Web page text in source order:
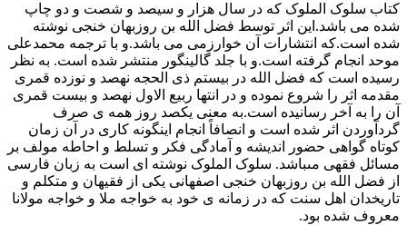
کتاب سلوک الملوک که در سال هزار و سیصد و شصت و دو چاپ
شده می باشد.این اثر توسط فضل الله بن روزبهان خنجی نوشته
شده است.که انتشارات آن خوارزمی می باشد.و با ترجمه محمدعلی
موحد انجام گرفته است.و با جلد گالینگور منتشر شده است. به نظر
رسیده است که فضل الله در بیستم ذى الحجه نهصد و نوزده قمری
مقدمه اثر را شروع نموده و در انتها ربیع الاول نهصد و بیست قمری
آن را به آخر رسانیده است.به معنی یکصد روز همه ی صرف
گردآوردن اثر شده است و انصافاً انجام اینگونه کارى در آن زمان
کوتاه گواهى حضور اندیشه و آمادگى فکر و تسلط و احاطه مولف بر
مسائل فقهى مى‏باشد. سلوک الملوک نوشته ای است به زبان فارسى
از فضل ‏الله بن روزبهان خنجى اصفهانى یکی از فقیهان و متکلم و
تاریخدان اهل سنت که در زمانه ی خود به خواجه ملا و خواجه مولانا
معروف شده بود.